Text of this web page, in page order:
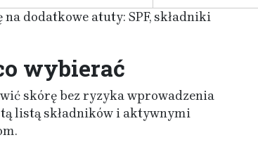
dodatkowe atuty: SPF, składniki
wybierać
skórę bez ryzyka wprowadzenia
listą składników i aktywnymi